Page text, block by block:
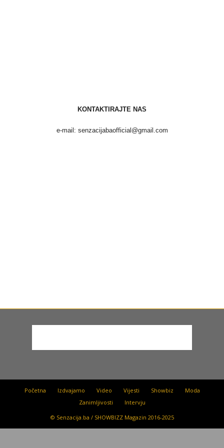
KONTAKTIRAJTE NAS
e-mail: senzacijabaofficial@gmail.com
Početna Izdvajamo Video Vijesti Showbiz
Moda
Zanimljivosti
Intervju
© Senzacija.ba / SHOWBIZZ Magazin 2016-2025